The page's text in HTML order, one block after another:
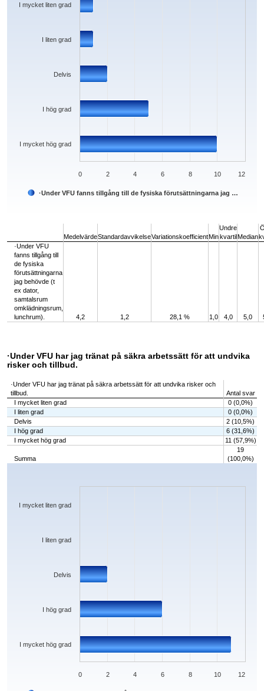
·Under VFU fanns tillgång till de fysiska förutsättningarna jag …
I mycket hög grad
I hög grad
Delvis
I liten grad
I mycket liten grad
0 2 4 6 8 10 12
MedelvärdeStandardavvikelseVariationskoefficientMin
Undre
kvartilMedian
·Under VFU
fanns tillgång till
de fysiska
förutsättningarna
jag behövde (t
ex dator,
samtalsrum
omklädningsrum,
lunchrum).
4,2 1,2 28,1 % 1,0 4,0 5,0
·Under VFU har jag tränat på säkra arbetssätt för att undvika
risker och tillbud.
·Under VFU har jag tränat på säkra arbetssätt för att undvika risker och
tillbud.
Antal svar
I mycket liten grad
0 (0,0%)
I liten grad
0 (0,0%)
Delvis
2 (10,5%)
I hög grad
6 (31,6%)
I mycket hög grad
11 (57,9%)
Summa
19
(100,0%)
Chart
The chart has 1 X axis displaying categories.
I mycket hög grad
I hög grad
Delvis
I liten grad
I mycket liten grad
0 2 4 6 8 10 12